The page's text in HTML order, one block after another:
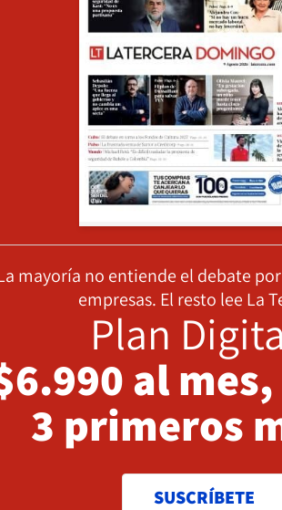
mayoría no entiende el debate
empresas. El resto lee La
Plan
al
3 primeros
SUSCRÍBETE